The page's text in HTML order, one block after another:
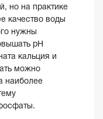
но на практике
качество воды
нужны
рН
кальция и
можно
наиболее